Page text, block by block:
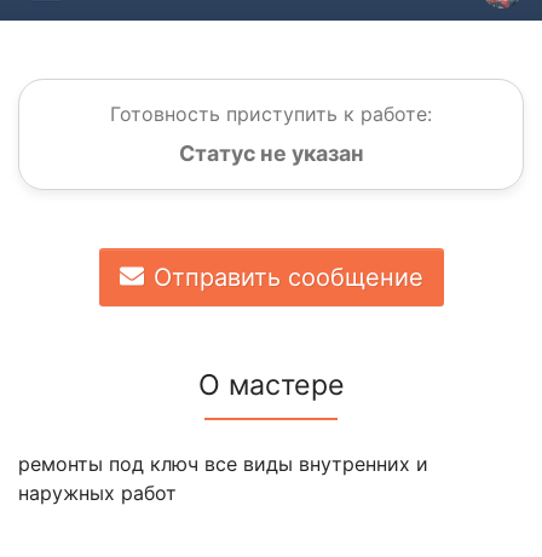
Готовность приступить к работе:
Статус не указан
Отправить сообщение
О мастере
ремонты под ключ все виды внутренних и
наружных работ